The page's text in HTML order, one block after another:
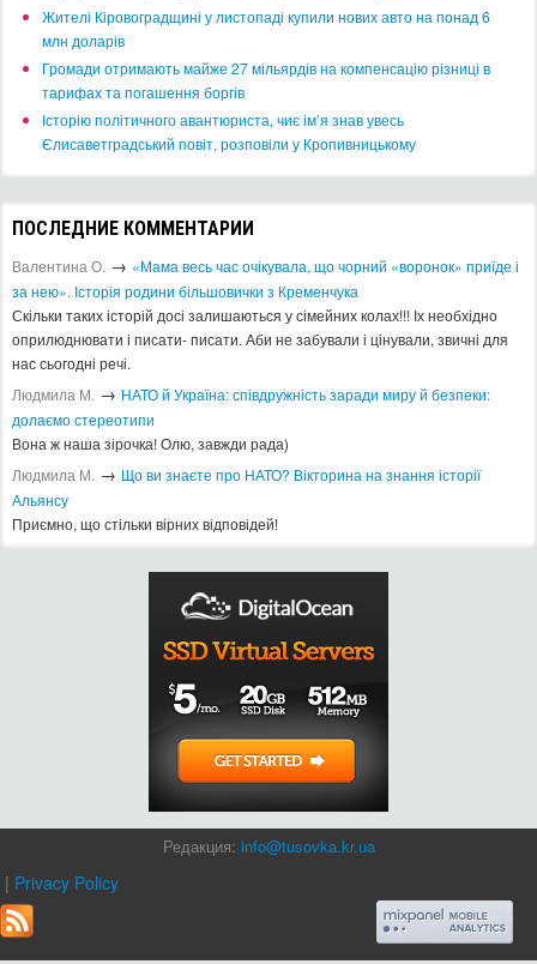
​Жителі Кіровоградщині у листопаді купили нових авто на понад 6
млн доларів
​Громади отримають майже 27 мільярдів на компенсацію різниці в
тарифах та погашення боргів
Історію політичного авантюриста, чиє ім’я знав увесь
Єлисаветградський повіт, розповіли у Кропивницькому
ПОСЛЕДНИЕ КОММЕНТАРИИ
Валентина О. → «Мама весь час очікувала, що чорний «воронок» приїде і
за нею». Історія родини більшовички з Кременчука
Скільки таких історій досі залишаються у сімейних колах!!! Іх необхідно
оприлюднювати і писати- писати. Аби не забували і цінували, звичні для
нас сьогодні речі.
Людмила М. → ​НАТО й Україна: співдружність заради миру й безпеки:
долаємо стереотипи
Вона ж наша зірочка! Олю, завжди рада)
Людмила М. → Що ви знаєте про НАТО? Вікторина на знання історії
Альянсу ​
Приємно, що стільки вірних відповідей!
Редакция: info@tusovka.kr.ua
| Privacy Policy